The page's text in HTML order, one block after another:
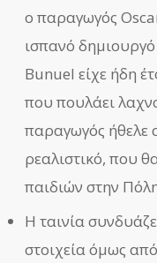
ο παραγωγός
ισπανό
Bunuel είχε ήδη
που πουλάει
παραγωγός ήθελε
ρεαλιστικό, που
παιδιών στην
Η ταινία
στοιχεία όμως